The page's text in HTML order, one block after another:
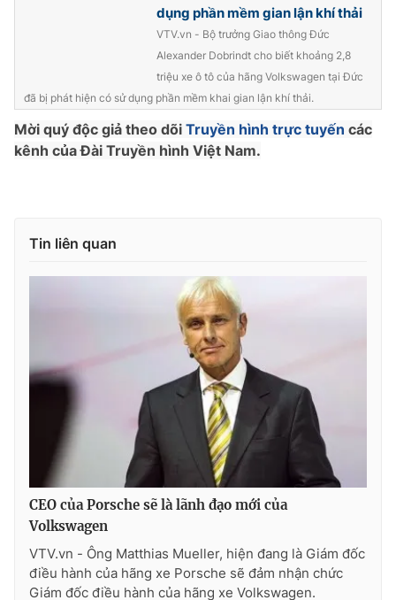
Hitech Công nghệ tương lai
Tư vấn
Giao lưu trực tuyến
Chuyên mục khác
Shorts video
VTV Thể thao
VTV Sức khoẻ Bất động sản
Thị trường 24h Tấm lòng Việt
VTV4 Vươn mình bằng AI
Liên hệ tòa soạn English
dụng phần mềm gian lận khí thải
VTV.vn - Bộ trưởng Giao thông Đức
Alexander Dobrindt cho biết khoảng 2,8
triệu xe ô tô của hãng Volkswagen tại Đức
đã bị phát hiện có sử dụng phần mềm khai gian lận khí thải.
Mời quý độc giả theo dõi Truyền hình trực tuyến các
kênh của Đài Truyền hình Việt Nam.
Tin liên quan
CEO của Porsche sẽ là lãnh đạo mới của
Volkswagen
VTV.vn - Ông Matthias Mueller, hiện đang là Giám đốc
điều hành của hãng xe Porsche sẽ đảm nhận chức
Giám đốc điều hành của hãng xe Volkswagen.